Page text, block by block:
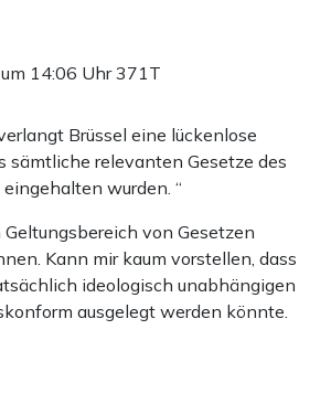
14:06 Uhr371T
Brüssel eine lückenlose
sämtliche relevanten Gesetze des
wurden. “
von Gesetzen
Kann mir kaum vorstellen, dass
ideologisch unabhängigen
ausgelegt werden könnte.